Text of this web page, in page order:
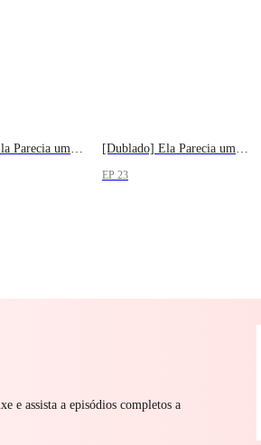
[Dublado] Ela Parecia um Anjo [Dublado] Ela Parecia um Anjo
EP 23
e assista a episódios completos a